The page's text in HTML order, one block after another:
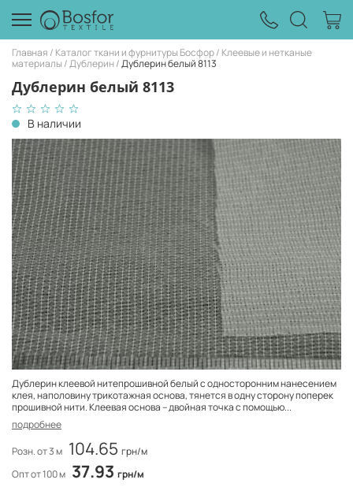
Главная Каталог ткани и фурнитуры Босфор Клеевые и нетканые
материалы Дублерин Дублерин белый 8113
Дублерин белый 8113
В наличии
Дублерин клеевой нитепрошивной белый с односторонним нанесением
клея, наполовину трикотажная основа, тянется в одну сторону поперек
прошивной нити. Клеевая основа – двойная точка с помощью...
подробнее
Розн. от 3 м 104.65 грн/м
Опт от 100 м 37.93 грн/м